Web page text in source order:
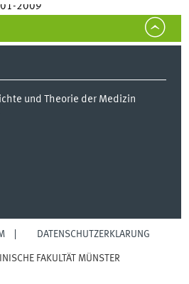
2009
und Theorie der Medizin
DATENSCHUTZERKLÄRUNG
FAKULTÄT MÜNSTER